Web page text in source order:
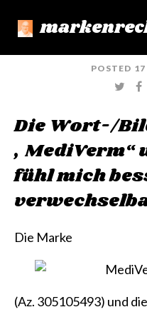
POSTED
T
W
T
E
F
A
B
O
K
Die Wort-/
„MediVerm“
fühl mich
Die Marke
(Az. 305105493) und